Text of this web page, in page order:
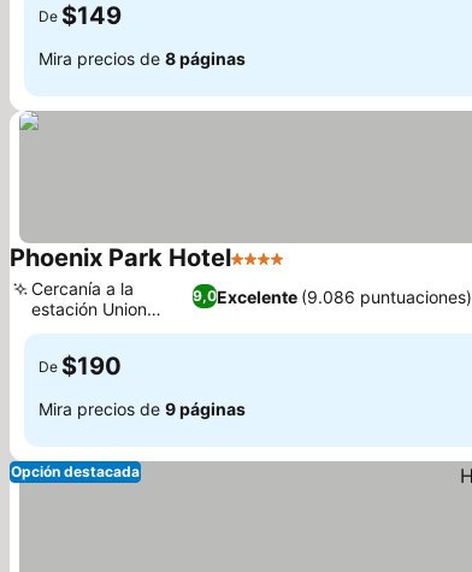
De $149
Mira precios de 8 páginas
Phoenix Park Hotel4 Estrellas
9,0Excelente (9.086 puntuaciones)
Cercanía a la
estación Union
Station
De $190
Mira precios de 9 páginas
Opción destacada